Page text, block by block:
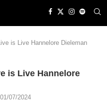
is Live Hannelore Dieleman
is Live Hannelore
01/07/2024